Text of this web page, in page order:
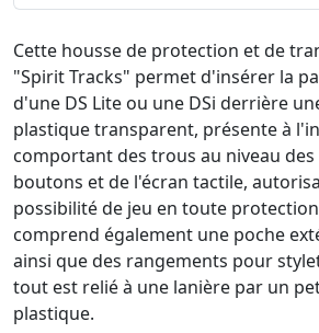
Cette housse de protection et de
"Spirit Tracks" permet d'insérer la
d'une DS Lite ou une DSi derrière
plastique transparent, présente à
comportant des trous au niveau
boutons et de l'écran tactile,
possibilité de jeu en toute
comprend également une poche
ainsi que des rangements pour
tout est relié à une lanière par un
plastique.